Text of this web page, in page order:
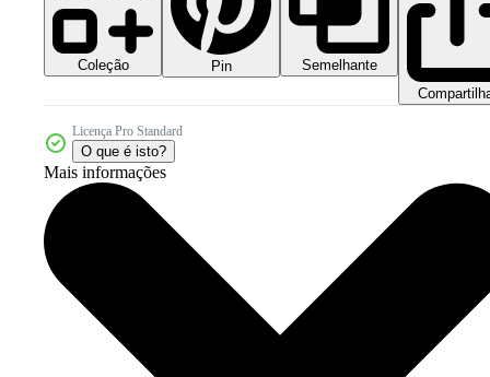
Coleção Pin
Semelhante
Licença Pro Standard
O que é isto?
Mais informações